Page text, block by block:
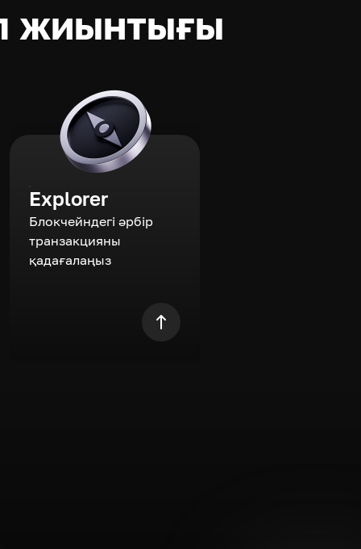
жиынтығы
Explorer
Блокчейндегі әрбір
транзакцияны
қадағалаңыз